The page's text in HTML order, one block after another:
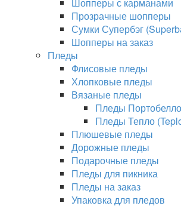
Прозрачные шопперы
Сумки Супербэг
Шопперы на заказ
Пледы
Флисовые пледы
Хлопковые пледы
Вязаные пледы
Пледы
Пледы Тепло
Плюшевые пледы
Дорожные пледы
Подарочные пледы
Пледы для пикника
Пледы на заказ
Упаковка для пледов